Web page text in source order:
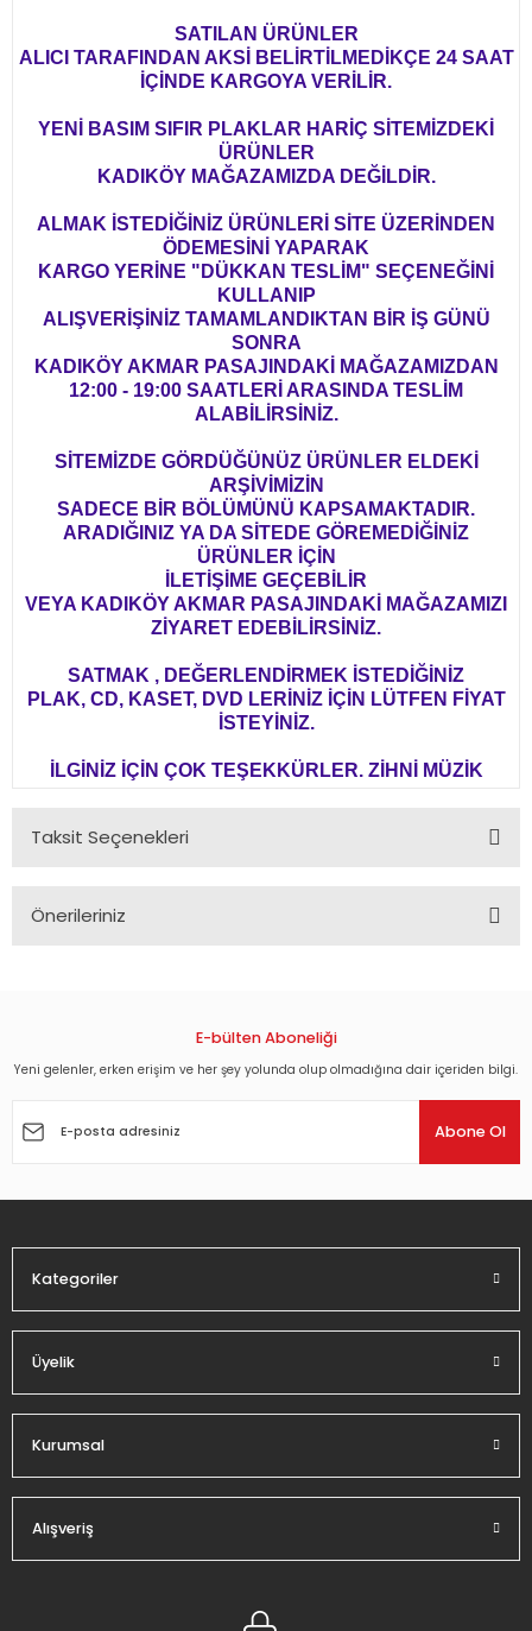
SATILAN ÜRÜNLER
ALICI TARAFINDAN AKSİ BELİRTİLMEDİKÇE 24 SAAT
İÇİNDE KARGOYA VERİLİR.
YENİ BASIM SIFIR PLAKLAR HARİÇ SİTEMİZDEKİ
ÜRÜNLER
KADIKÖY MAĞAZAMIZDA DEĞİLDİR.
ALMAK İSTEDİĞİNİZ ÜRÜNLERİ SİTE ÜZERİNDEN
ÖDEMESİNİ YAPARAK
KARGO YERİNE "DÜKKAN TESLİM" SEÇENEĞİNİ
KULLANIP
ALIŞVERİŞİNİZ TAMAMLANDIKTAN BİR İŞ GÜNÜ
SONRA
KADIKÖY AKMAR PASAJINDAKİ MAĞAZAMIZDAN
12:00 - 19:00 SAATLERİ ARASINDA TESLİM
ALABİLİRSİNİZ.
SİTEMİZDE GÖRDÜĞÜNÜZ ÜRÜNLER ELDEKİ
ARŞİVİMİZİN
SADECE BİR BÖLÜMÜNÜ KAPSAMAKTADIR.
ARADIĞINIZ YA DA SİTEDE GÖREMEDİĞİNİZ
ÜRÜNLER İÇİN
İLETİŞİME GEÇEBİLİR
VEYA KADIKÖY AKMAR PASAJINDAKİ MAĞAZAMIZI
ZİYARET EDEBİLİRSİNİZ.
SATMAK , DEĞERLENDİRMEK İSTEDİĞİNİZ
PLAK, CD, KASET, DVD LERİNİZ İÇİN LÜTFEN FİYAT
İSTEYİNİZ.
İLGİNİZ İÇİN ÇOK TEŞEKKÜRLER. ZİHNİ MÜZİK
Taksit Seçenekleri
Önerileriniz
Görüş ve önerileriniz için teşekkür ederiz.
Ürün açıklamasında eksik bilgiler bulunuyor.
E-bülten Aboneliği
Yeni gelenler, erken erişim ve her şey yolunda olup olmadığına dair içeriden bilgi.
Abone Ol
Kategoriler
Üyelik
Kurumsal
Alışveriş